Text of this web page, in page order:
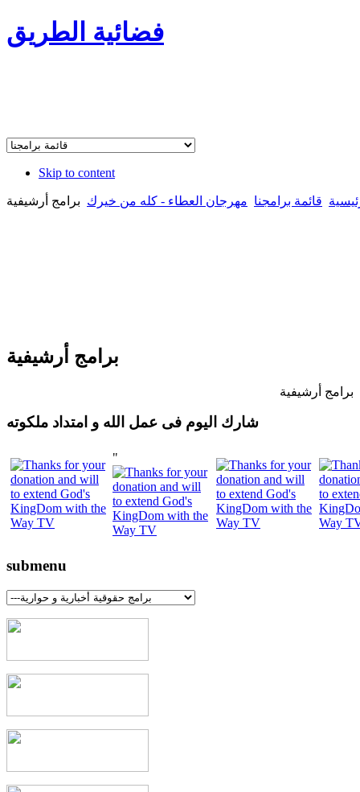
فضائية الطريق
Skip to content
قائمة برامجنا مهرجان العطاء - كله من خيرك برامج أرشيفية
برامج أرشيفية
برامج أرشيفية
شارك اليوم فى عمل الله و امتداد ملكوته
"
submenu